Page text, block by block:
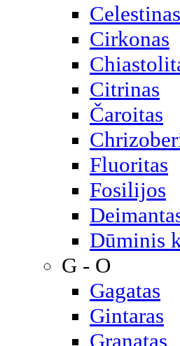
Celestinas
Cirkonas
Citrinas
Čaroitas
Fluoritas
Fosilijos
Dūminis
G - O
Gagatas
Gintaras
Granatas